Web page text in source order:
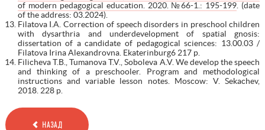
of modern pedagogical education. 2020. №66-1.: 195-199 . (date
of the address: 03.2024).
Filatova I.A. Correction of speech disorders in preschool children
with dysarthria and underdevelopment of spatial gnosis:
dissertation of a candidate of pedagogical sciences: 13.00.03 /
Filatova Irina Alexandrovna. Ekaterinburg6 217 p.
Filicheva T.B., Tumanova T.V., Soboleva A.V. We develop the speech
and thinking of a preschooler. Program and methodological
instructions and variable lesson notes. Moscow: V. Sekachev,
2018. 228 p.
НАЗАД